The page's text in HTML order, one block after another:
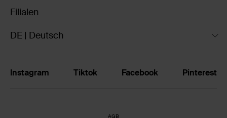
Filialen
DE | Deutsch
Instagram Tiktok Facebook Pinterest
AGB